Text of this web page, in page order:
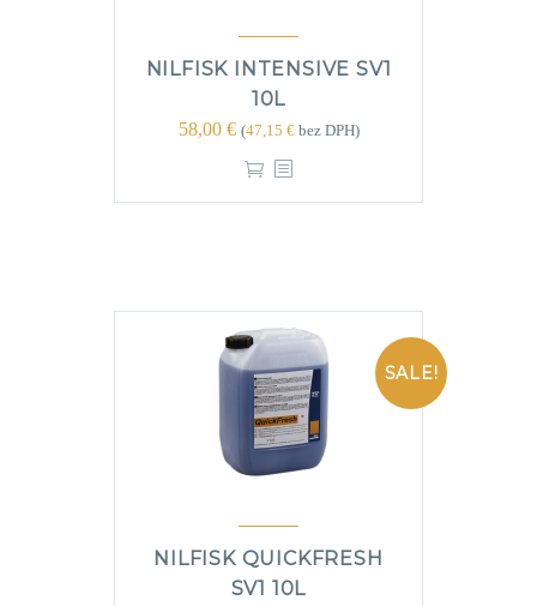
NILFISK INTENSIVE SV1
10L
58,00 € (47,15 €bez DPH)
SALE!
NILFISK QUICKFRESH
SV1 10L